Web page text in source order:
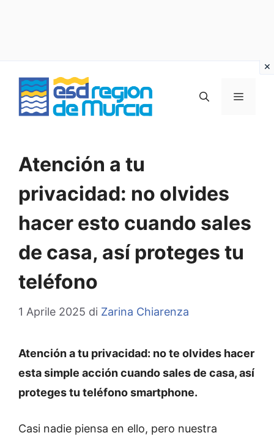
contenuto
MENU
Atención a tu
privacidad: no olvides
hacer esto cuando sales
de casa, así proteges tu
teléfono
1 Aprile 2025 di Zarina Chiarenza
Atención a tu privacidad: no te olvides hacer
esta simple acción cuando sales de casa, así
proteges tu teléfono smartphone.
Casi nadie piensa en ello, pero nuestra